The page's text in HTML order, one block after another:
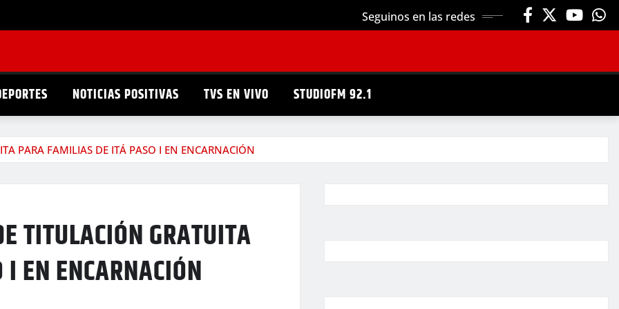
Seguinos en las redes
NOTICIAS POSITIVAS TVS EN VIVO STUDIOFM 92.1
PARA FAMILIAS DE ITÁ PASO I EN ENCARNACIÓN
TITULACIÓN GRATUITA
EN ENCARNACIÓN